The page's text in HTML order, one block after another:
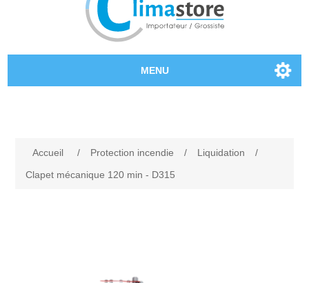
MENU
Accueil / Protection incendie / Liquidation
/
Clapet mécanique 120 min - D315